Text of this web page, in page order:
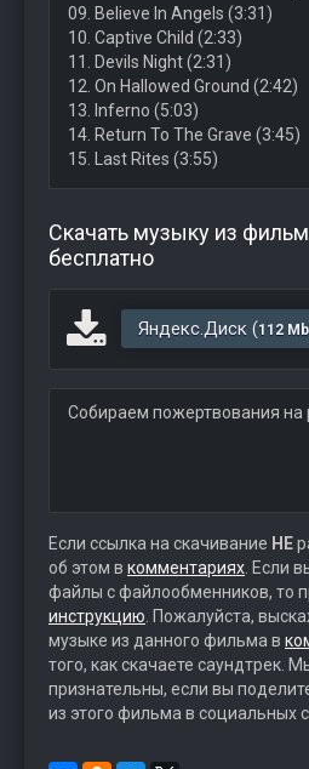
09. Believe In Angels (3:31)
10. Captive Child (2:33)
11. Devils Night (2:31)
12. On Hallowed Ground (2:42)
13. Inferno (5:03)
14. Return To The Grave (3:45)
15. Last Rites (3:55)
Скачать музыку из
бесплатно
Яндекс.Диск (112 Mb
Собираем пожертвования на
Если ссылка на скачивание НЕ
об этом в комментариях . Если
файлы с файлообменников, то
инструкцию . Пожалуйста,
музыке из данного фильма в
того, как скачаете саундтрек.
признательны, если вы
из этого фильма в социальных